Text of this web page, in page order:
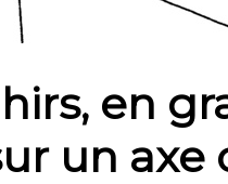
en
un axe